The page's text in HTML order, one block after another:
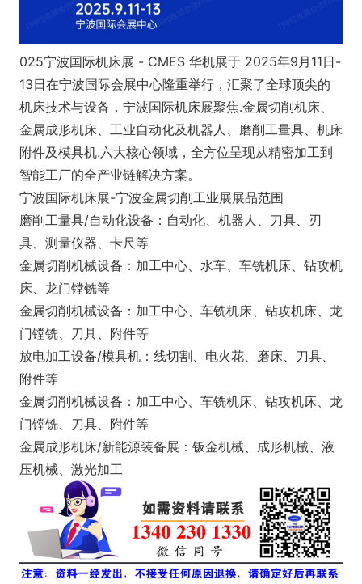
025宁波国际机床展 - CMES 华机展于 2025年9月11日-
13日在宁波国际会展中心隆重举行，汇聚了全球顶尖的
机床技术与设备，宁波国际机床展聚焦.金属切削机床、
金属成形机床、工业自动化及机器人、磨削工量具、机床
附件及模具机.六大核心领域，全方位呈现从精密加工到
智能工厂的全产业链解决方案。
宁波国际机床展-宁波金属切削工业展展品范围
磨削工量具/自动化设备：自动化、机器人、刀具、刃
具、测量仪器、卡尺等
金属切削机械设备：加工中心、水车、车铣机床、钻攻机
床、龙门镗铣等
金属切削机械设备：加工中心、车铣机床、钻攻机床、龙
门镗铣、刀具、附件等
放电加工设备/模具机：线切割、电火花、磨床、刀具、
附件等
金属切削机械设备：加工中心、车铣机床、钻攻机床、龙
门镗铣、刀具、附件等
金属成形机床/新能源装备展：钣金机械、成形机械、液
压机械、激光加工